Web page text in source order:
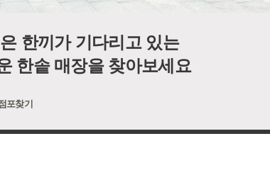
한끼가 기다리고 있는
한솥 매장을 찾아보세요
포찾기